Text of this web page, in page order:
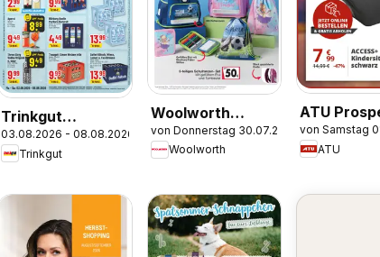
Trinkgut
Prospekt
03.08.2026 - 08.08.2026
Trinkgut
Woolworth
Prospekt
von Donnerstag 30.07.2026
Woolworth
ATU
von Samstag
ATU